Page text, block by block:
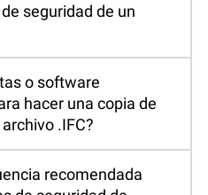
seguridad de un
o software
hacer una copia de
.IFC?
recomendada